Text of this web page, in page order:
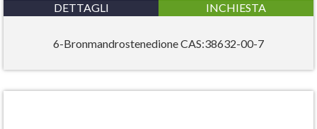
DETTAGLI INCHIESTA
6-Bronmandrostenedione CAS:38632-00-7